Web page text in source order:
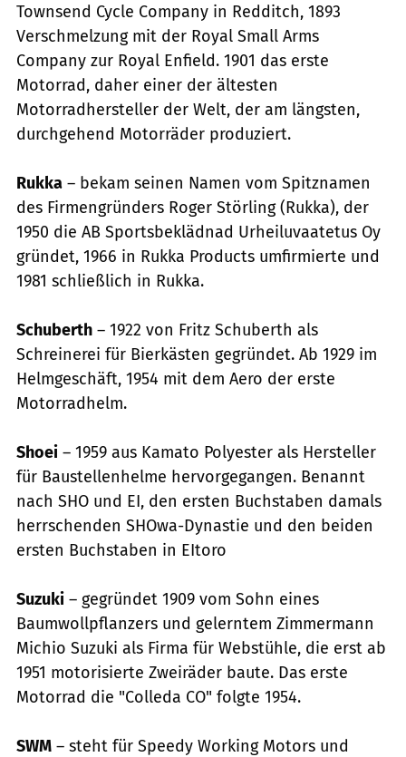
Townsend Cycle Company in Redditch, 1893
Verschmelzung mit der Royal Small Arms
Company zur Royal Enfield. 1901 das erste
Motorrad, daher einer der ältesten
Motorradhersteller der Welt, der am längsten,
durchgehend Motorräder produziert.
Rukka – bekam seinen Namen vom Spitznamen
des Firmengründers Roger Störling (Rukka), der
1950 die AB Sportsbeklädnad Urheiluvaatetus Oy
gründet, 1966 in Rukka Products umfirmierte und
1981 schließlich in Rukka.
Schuberth – 1922 von Fritz Schuberth als
Schreinerei für Bierkästen gegründet. Ab 1929 im
Helmgeschäft, 1954 mit dem Aero der erste
Motorradhelm.
Shoei – 1959 aus Kamato Polyester als Hersteller
für Baustellenhelme hervorgegangen. Benannt
nach SHO und EI, den ersten Buchstaben damals
herrschenden SHOwa-Dynastie und den beiden
ersten Buchstaben in EItoro
Suzuki – gegründet 1909 vom Sohn eines
Baumwollpflanzers und gelerntem Zimmermann
Michio Suzuki als Firma für Webstühle, die erst ab
1951 motorisierte Zweiräder baute. Das erste
Motorrad die "Colleda CO" folgte 1954.
SWM – steht für Speedy Working Motors und